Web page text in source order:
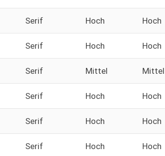
Serif Hoch Hoch
Serif Hoch Hoch
Serif Mittel Mittel
Serif Hoch Hoch
Serif Hoch Hoch
Serif Hoch Hoch